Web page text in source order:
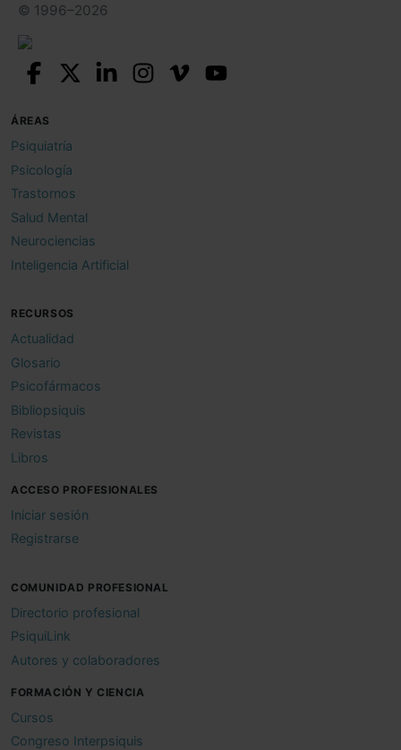
© 1996–2026
ÁREAS
Psiquiatría
Psicología
Trastornos
Salud Mental
Neurociencias
Inteligencia Artificial
RECURSOS
Actualidad
Glosario
Psicofármacos
Bibliopsiquis
Revistas
Libros
ACCESO PROFESIONALES
Iniciar sesión
Registrarse
COMUNIDAD PROFESIONAL
Directorio profesional
PsiquiLink
Autores y colaboradores
FORMACIÓN Y CIENCIA
Cursos
Congreso Interpsiquis